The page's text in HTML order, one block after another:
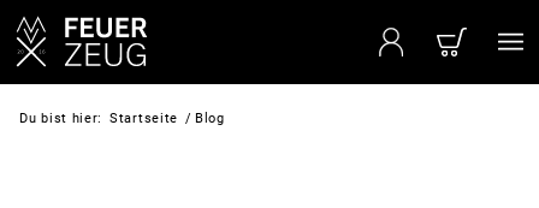
Du bist hier: Startseite / Blog